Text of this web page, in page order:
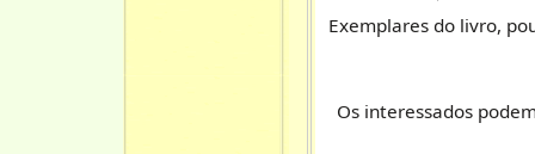
Exemplares do livro,
Os interessados